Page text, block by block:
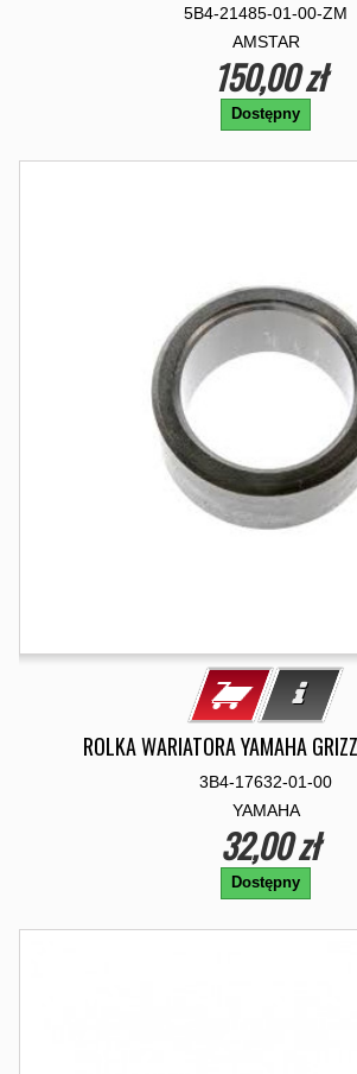
5B4-21485-01-00-ZM
AMSTAR
150,00 zł
Dostępny
ROLKA WARIATORA YAMAHA
3B4-17632-01-00
YAMAHA
32,00 zł
Dostępny